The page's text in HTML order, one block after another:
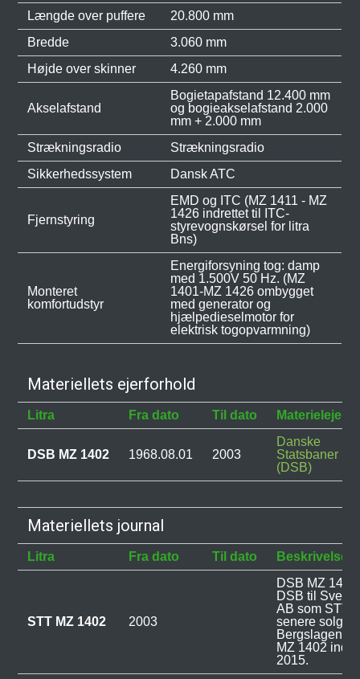
Længde over puffere
20.800 mm
Bredde
3.060 mm
Højde over skinner
4.260 mm
Akselafstand
Bogietapafstand 12.400 mm
og bogieakselafstand 2.000
mm + 2.000 mm
Strækningsradio
Strækningsradio
Sikkerhedssystem
Dansk ATC
Fjernstyring
EMD og ITC (MZ 1411 - MZ
1426 indrettet til ITC-
styrevognskørsel for litra
Bns)
Monteret
komfortudstyr
Energiforsyning tog: damp
med 1.500V 50 Hz. (MZ
1401-MZ 1426 ombygget
med generator og
hjælpedieselmotor for
elektrisk togopvarmning)
Materiellets ejerforhold
Litra Fra dato Til dato Materielejer
DSB MZ 1402 1968.08.01 2003
Danske
Statsbaner
(DSB)
Materiellets journal
Litra Fra dato Til dato Beskrivelse
STT MZ 1402 2003
DSB MZ
DSB til
AB som STT
senere solgt
Bergslagen
MZ 1402
2015.